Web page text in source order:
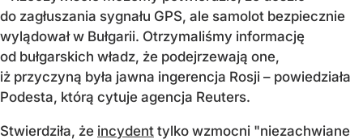
do zagłuszania sygnału GPS, ale samolot bezpiecznie
wylądował w Bułgarii. Otrzymaliśmy informację
od bułgarskich władz, że podejrzewają one,
iż przyczyną była jawna ingerencja Rosji – powiedziała
Podesta, którą cytuje agencja Reuters.
Stwierdziła, że incydent tylko wzmocni "niezachwiane